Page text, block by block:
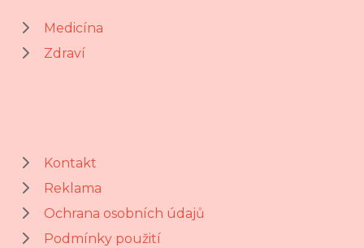
Medicína
Zdraví
Kontakt
Reklama
Ochrana osobních údajů
Podmínky použití